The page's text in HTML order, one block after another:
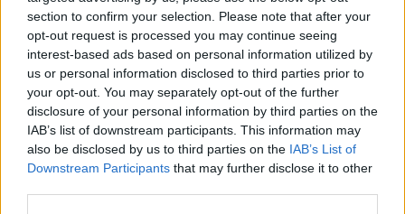
section to confirm your selection. Please note that after your
opt-out request is processed you may continue seeing
interest-based ads based on personal information utilized by
us or personal information disclosed to third parties prior to
your opt-out. You may separately opt-out of the further
disclosure of your personal information by third parties on the
IAB’s list of downstream participants. This information may
also be disclosed by us to third parties on the IAB’s List of
Downstream Participants that may further disclose it to other
Si la perdida es una fisura en el bloque tambien lo detecterían así
Bob?.
Quizá no se pierda y lo que pase es que se cuele al motor.
Se detectaría con eso de meter presión al circuito o en este caso
la prueba no serviría?
Responder